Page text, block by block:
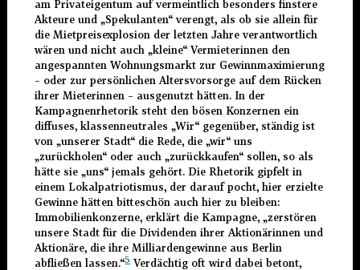
am Privateigentum auf vermeintlich besonders finstere
Akteure und „Spekulanten“ verengt, als ob sie allein für
die Mietpreisexplosion der letzten Jahre verantwortlich
wären und nicht auch „kleine“ Vermieterinnen den
angespannten Wohnungsmarkt zur Gewinnmaximierung
– oder zur persönlichen Altersvorsorge auf dem Rücken
ihrer Mieterinnen – ausgenutzt hätten. In der
Kampagnenrhetorik steht den bösen Konzernen ein
diffuses, klassenneutrales „Wir“ gegenüber, ständig ist
von „unserer Stadt“ die Rede, die „wir“ uns
„zurückholen“ oder auch „zurückkaufen“ sollen, so als
hätte sie „uns“ jemals gehört. Die Rhetorik gipfelt in
einem Lokalpatriotismus, der darauf pocht, hier erzielte
Gewinne hätten bitteschön auch hier zu bleiben:
Immobilienkonzerne, erklärt die Kampagne, „zerstören
unsere Stadt für die Dividenden ihrer Aktionärinnen und
Aktionäre, die ihre Milliardengewinne aus Berlin
abfließen lassen.“5Verdächtig oft wird dabei betont,